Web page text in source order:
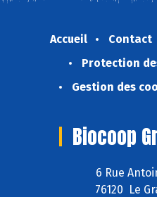
Accueil Contact
Protection
Gestion des
Biocoop
6 Rue
76120 Le